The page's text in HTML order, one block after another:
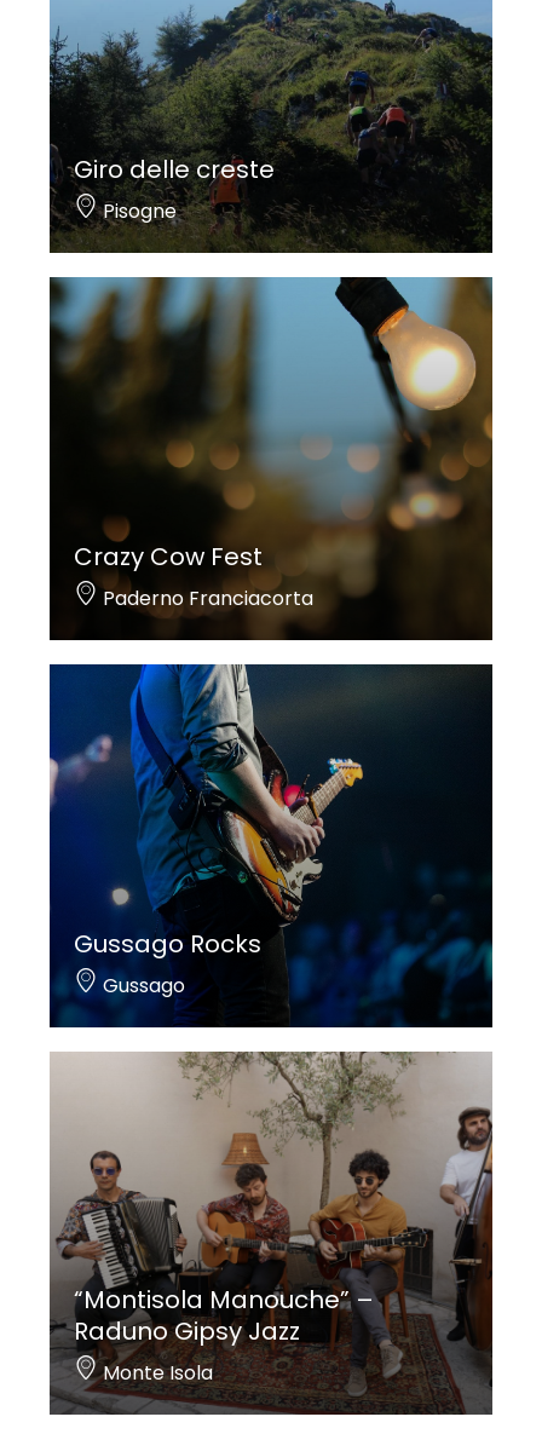
Giro delle creste
Pisogne
Crazy Cow Fest
Paderno Franciacorta
Gussago Rocks
Gussago
“Montisola Manouche” –
Raduno Gipsy Jazz
Monte Isola